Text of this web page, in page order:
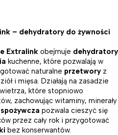
– dehydratory do żywności
Extralink obejmuje dehydratory
kuchenne, które pozwalają w
naturalne przetwory z
i mięsa. Działają na zasadzie
które stopniowo
zachowując witaminy, minerały
pozwala cieszyć się
przez cały rok i przygotować
bez konserwantów.